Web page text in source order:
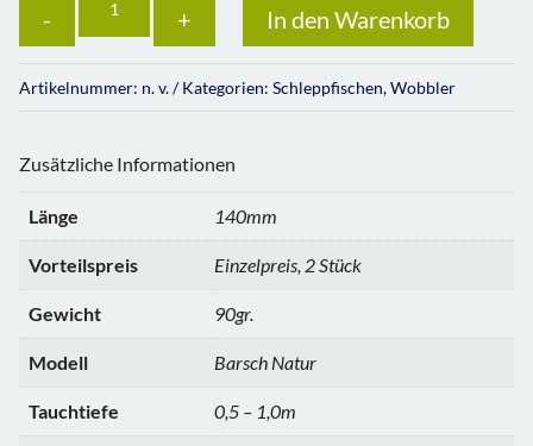
In den Warenkorb
Artikelnummer: n. v. Kategorien: Schleppfischen,Wobbler
Zusätzliche Informationen
Länge 140mm
Vorteilspreis Einzelpreis, 2 Stück
Gewicht 90gr.
Modell Barsch Natur
Tauchtiefe 0,5 – 1,0m